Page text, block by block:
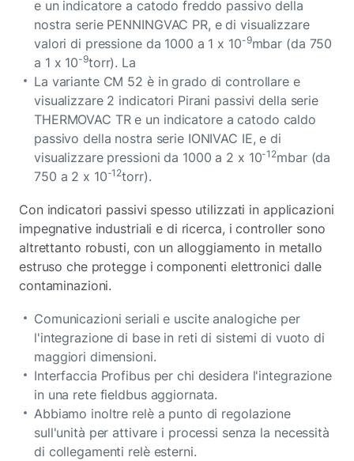
e un indicatore a catodo freddo passivo della
nostra serie PENNINGVAC PR, e di visualizzare
valori di pressione da 1000 a 1 x 10-9mbar (da 750
a 1 x 10-9torr). La
La variante CM 52 è in grado di controllare e
visualizzare 2 indicatori Pirani passivi della serie
THERMOVAC TR e un indicatore a catodo caldo
passivo della nostra serie IONIVAC IE, e di
visualizzare pressioni da 1000 a 2 x 10-12mbar (da
750 a 2 x 10-12torr).
Con indicatori passivi spesso utilizzati in applicazioni
impegnative industriali e di ricerca, i controller sono
altrettanto robusti, con un alloggiamento in metallo
estruso che protegge i componenti elettronici dalle
contaminazioni.
Comunicazioni seriali e uscite analogiche per
l'integrazione di base in reti di sistemi di vuoto di
maggiori dimensioni.
Interfaccia Profibus per chi desidera l'integrazione
in una rete fieldbus aggiornata.
Abbiamo inoltre relè a punto di regolazione
sull'unità per attivare i processi senza la necessità
di collegamenti relè esterni.